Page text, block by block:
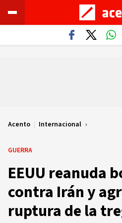
Acento | Internacional
GUERRA
EEUU reanuda
contra Irán y
ruptura de la